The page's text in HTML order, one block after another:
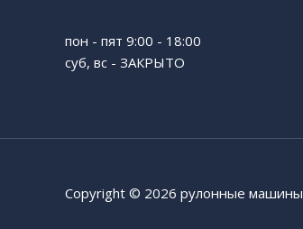
пон - пят 9:00 - 18:00
суб, вс - ЗАКРЫТО
Copyright © 2026 рулонные машины